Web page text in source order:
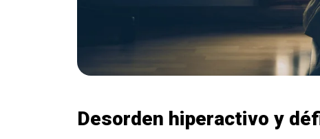
Desorden hiperactivo y